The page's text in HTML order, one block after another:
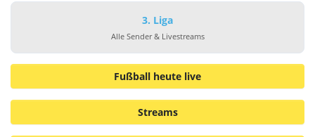
3. Liga
Alle Sender & Livestreams
Fußball heute live
Streams